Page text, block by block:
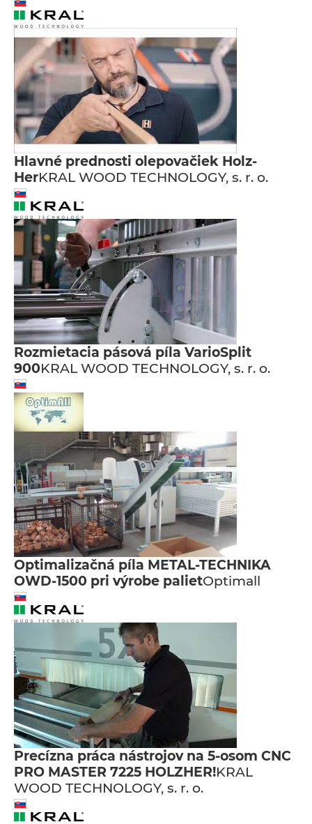
Hlavné prednosti olepovačiek Holz-
HerKRAL WOOD TECHNOLOGY, s. r. o.
Rozmietacia pásová píla VarioSplit
900KRAL WOOD TECHNOLOGY, s. r. o.
Optimalizačná píla METAL-TECHNIKA
OWD-1500 pri výrobe palietOptimall
Precízna práca nástrojov na 5-osom CNC
PRO MASTER 7225 HOLZHER!KRAL
WOOD TECHNOLOGY, s. r. o.